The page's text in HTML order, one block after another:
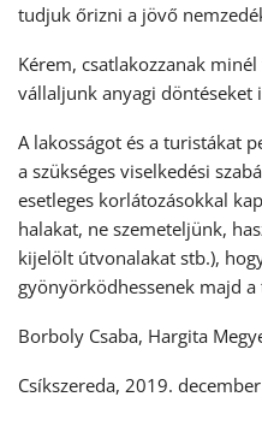
tudjuk őrizni a jövő
Kérem, csatlakozzanak
vállaljunk anyagi döntéseket
A lakosságot és a turistákat
a szükséges viselkedési
esetleges korlátozásokkal
halakat, ne szemeteljünk,
kijelölt útvonalakat stb.),
gyönyörködhessenek majd a
Borboly Csaba, Hargita
Csíkszereda, 2019.